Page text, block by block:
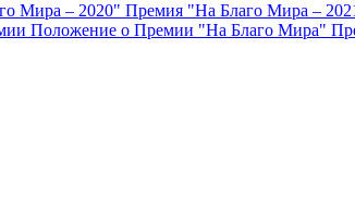
Мира – 2020" Премия "На Благо Мира –
Положение о Премии "На Благо Мира"